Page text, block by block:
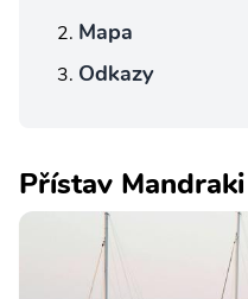
Mapa
Odkazy
Přístav Mandraki